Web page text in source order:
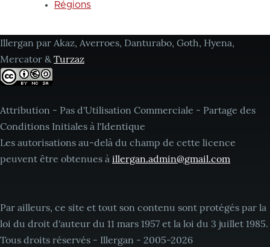
Régions
Illergan par Akaz, Averroes, Danturabo, Goth, Hyena,
Mercator & Turzaz
Attribution - Pas d'Utilisation Commerciale - Partage des
Conditions Initiales à l'Identique
Les autorisations au-delà du champ de cette licence
peuvent être obtenues à illergan.admin@gmail.com
Par ailleurs, ce site et tout son contenu sont protégés par la
loi du droit d'auteur du 11 mars 1957 et la loi du 3 juillet 1985.
Tous droits réservés - Illergan - 2005-2026